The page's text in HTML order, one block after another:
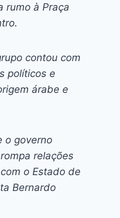
rumo à Praça
contou com
políticos e
árabe e
o governo
relações
o Estado de
Bernardo